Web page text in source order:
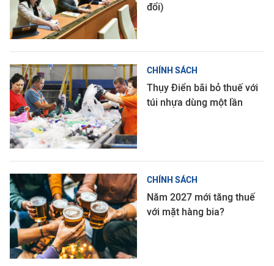
đổi)
CHÍNH SÁCH
Thụy Điển bãi bỏ thuế với
túi nhựa dùng một lần
CHÍNH SÁCH
Năm 2027 mới tăng thuế
với mặt hàng bia?